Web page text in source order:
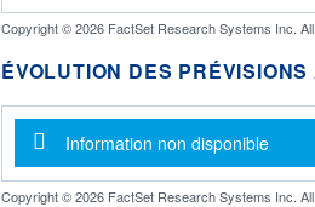
Copyright © 2026 FactSet Research Systems Inc.
ÉVOLUTION DES
Message d'information
Information non disponible
Copyright © 2026 FactSet Research Systems Inc.